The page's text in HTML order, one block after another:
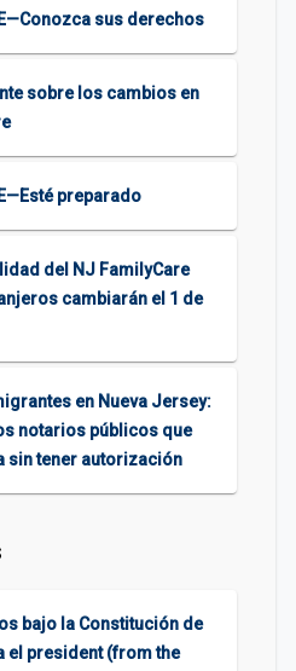
sus derechos
sobre los cambios en
preparado
del NJ FamilyCare
cambiarán el 1 de
en Nueva Jersey:
notarios públicos que
sin tener autorización
bajo la Constitución de
el president (from the